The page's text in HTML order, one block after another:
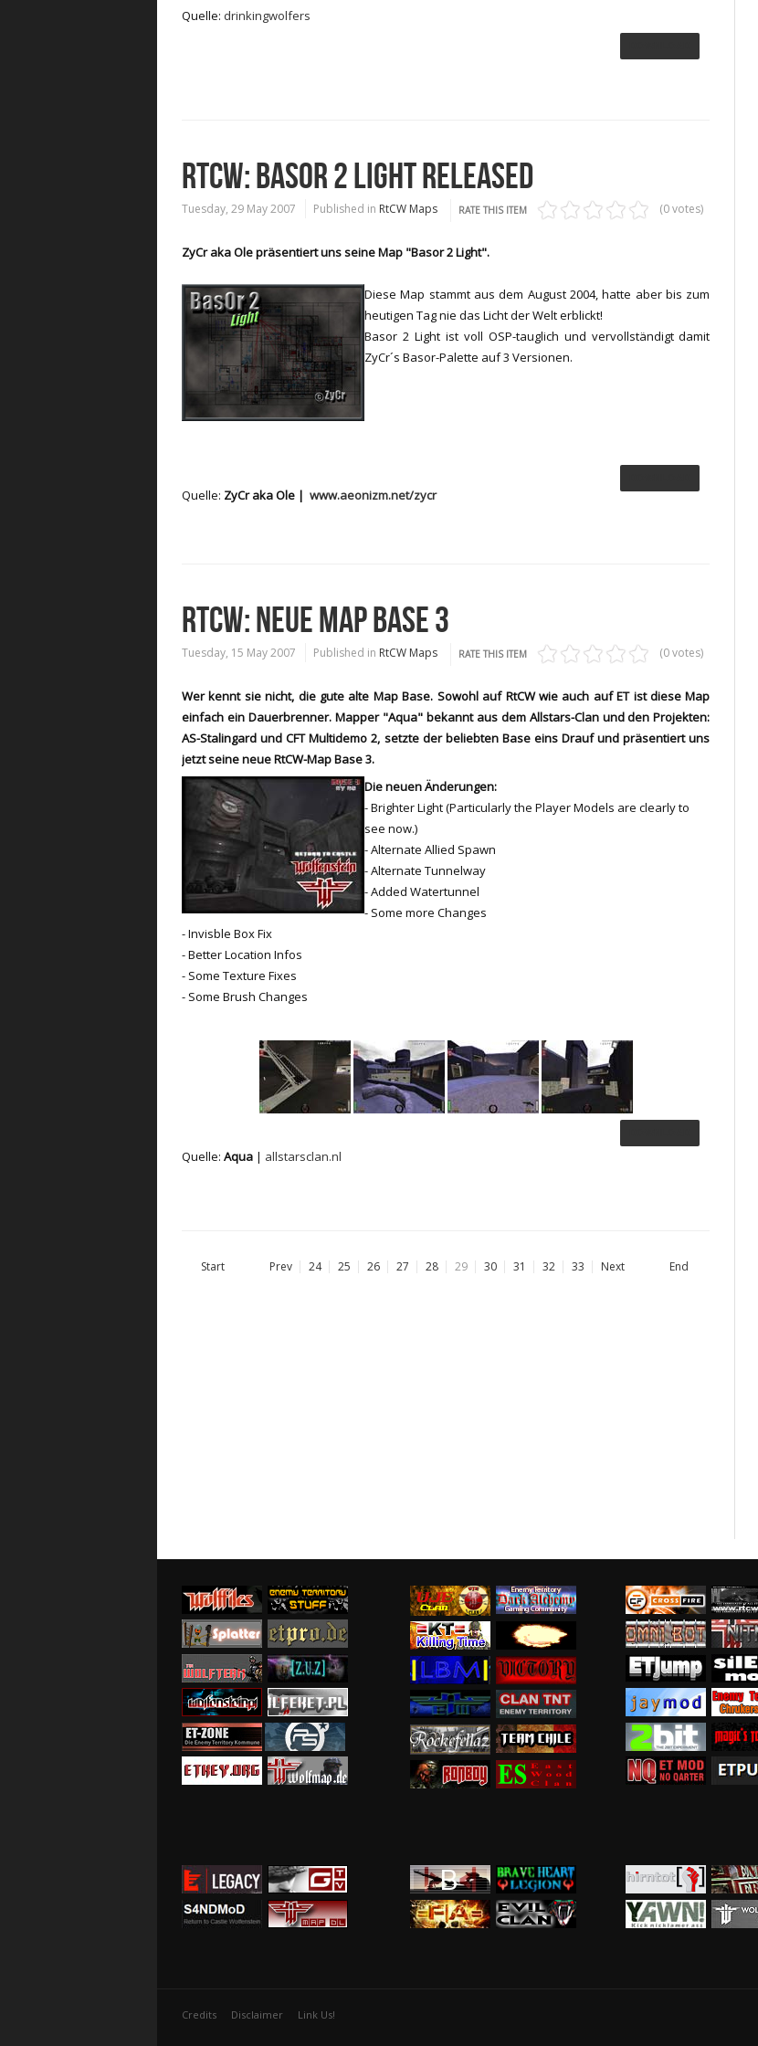
Quelle: drinkingwolfers
RTCW: BASOR 2 LIGHT RELEASED
Tuesday, 29 May 2007 Published in RtCW Maps RATE THIS ITEM (0 votes)
ZyCr aka Ole präsentiert uns seine Map "Basor 2 Light".
Diese Map stammt aus dem August 2004, hatte aber bis zum
heutigen Tag nie das Licht der Welt erblickt!
Basor 2 Light ist voll OSP-tauglich und vervollständigt damit
ZyCr´s Basor-Palette auf 3 Versionen.
Quelle: ZyCr aka Ole | www.aeonizm.net/zycr
RTCW: NEUE MAP BASE 3
Tuesday, 15 May 2007 Published in RtCW Maps RATE THIS ITEM (0 votes)
Wer kennt sie nicht, die gute alte Map Base. Sowohl auf RtCW wie auch auf ET ist diese Map
einfach ein Dauerbrenner. Mapper "Aqua" bekannt aus dem Allstars-Clan und den Projekten:
AS-Stalingard und CFT Multidemo 2, setzte der beliebten Base eins Drauf und präsentiert uns
jetzt seine neue RtCW-Map Base 3.
Die neuen Änderungen:
- Brighter Light (Particularly the Player Models are clearly to
see now.)
- Alternate Allied Spawn
- Alternate Tunnelway
- Added Watertunnel
- Some more Changes
- Invisble Box Fix
- Better Location Infos
- Some Texture Fixes
- Some Brush Changes
Quelle: Aqua | allstarsclan.nl
Start Prev 24 25 26 27 28 29 30 31 32 33 Next End
Credits Disclaimer Link Us!